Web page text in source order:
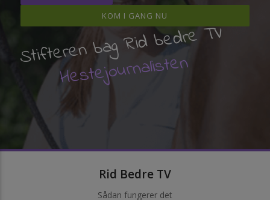
KOM I GANG NU
Stifteren bag Rid bedre TV
Hestejournalisten
Rid Bedre TV
Sådan fungerer det